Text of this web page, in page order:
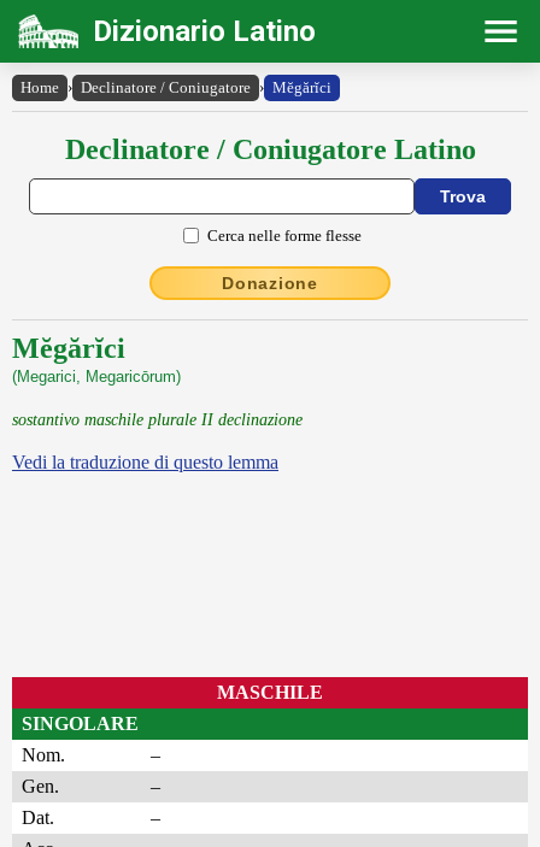
Dizionario Latino
Home › Declinatore / Coniugatore › Mĕgărĭci
Declinatore / Coniugatore Latino
Cerca nelle forme flesse
Donazione
Mĕgărĭci
(Megarici, Megaricōrum)
sostantivo maschile plurale II declinazione
Vedi la traduzione di questo lemma
MASCHILE
SINGOLARE
Nom.
–
Gen.
–
Dat.
–